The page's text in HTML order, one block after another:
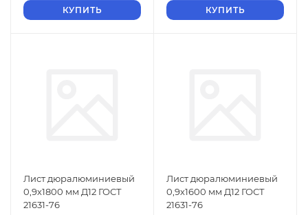
КУПИТЬ КУПИТЬ
Лист дюралюминиевый
0,9х1800 мм Д12 ГОСТ
21631-76
Лист дюралюминиевый
0,9х1600 мм Д12 ГОСТ
21631-76